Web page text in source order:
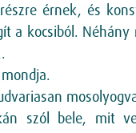
érnek, és
a kocsiból.
szól bele, mit